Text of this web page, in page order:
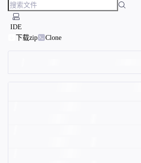
IDE
下载zip
Clone